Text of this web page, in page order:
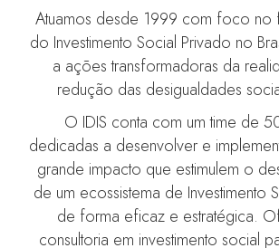
Atuamos desde 1999 com foco no
do Investimento Social Privado no
a ações transformadoras da
redução das desigualdades
O IDIS conta com um time de
dedicadas a desenvolver e
grande impacto que estimulem o
de um ecossistema de Investimento
de forma eficaz e estratégica.
consultoria em investimento social